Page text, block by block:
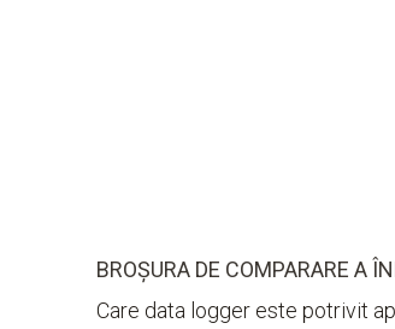
BROȘURA DE COMPARARE A
Care data logger este potrivit